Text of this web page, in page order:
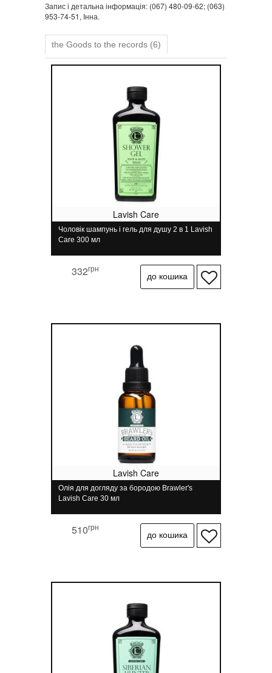
Запис і детальна інформація: (067) 480-09-62; (063)
953-74-51, Інна.
the Goods to the records (6)
Lavish Care
Чоловік шампунь і гель для душу 2 в 1 Lavish
Care 300 мл
332грн
Lavish Care
Олія для догляду за бородою Brawler's
Lavish Care 30 мл
510грн